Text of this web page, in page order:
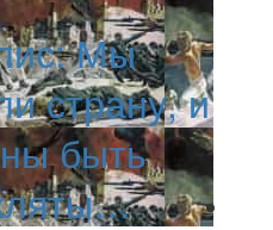
Мы
страну, и
быть